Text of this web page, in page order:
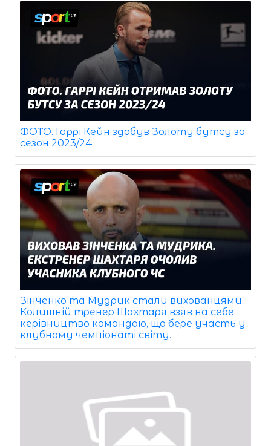
ФОТО. Гаррі Кейн здобув Золоту бутсу за
сезон 2023/24
Зінченко та Мудрик стали вихованцями.
Колишній тренер Шахтаря взяв на себе
керівництво командою, що бере участь у
клубному чемпіонаті світу.